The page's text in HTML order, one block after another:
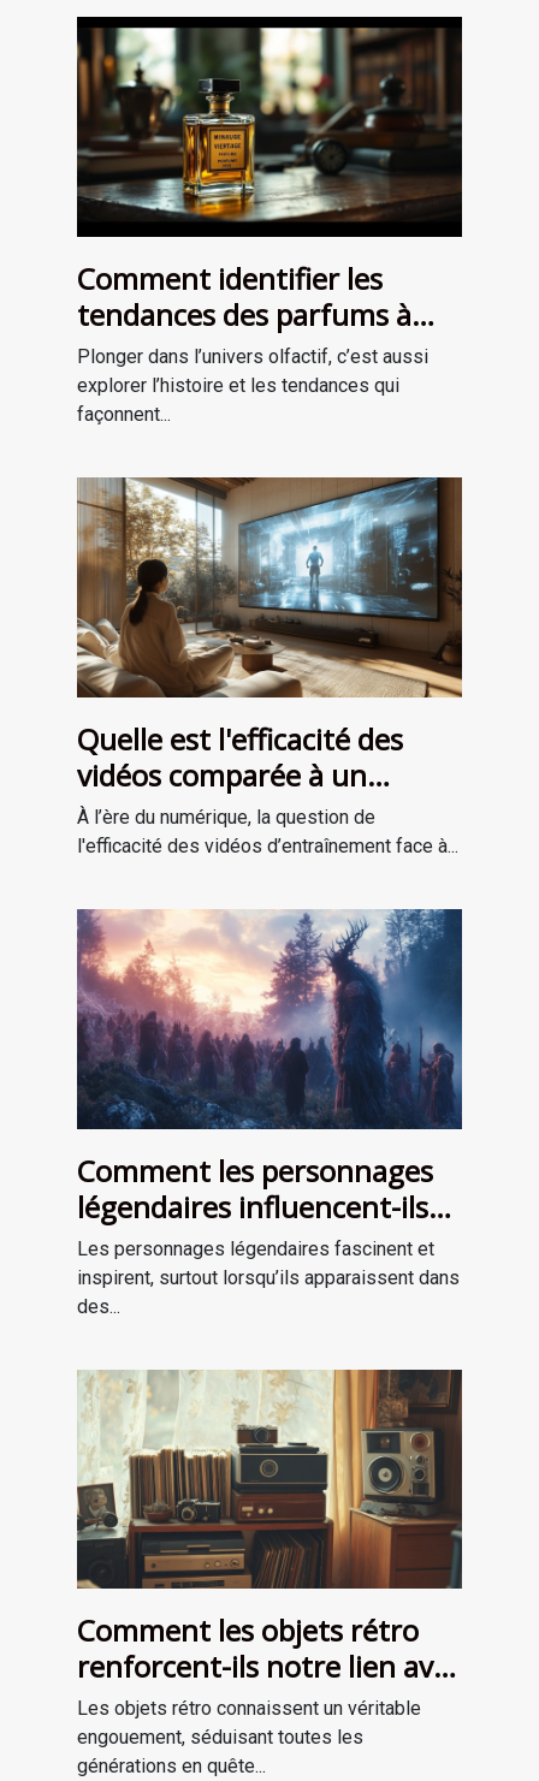
Comment identifier les
tendances des parfums à
travers les époques ?
Plonger dans l’univers olfactif, c’est aussi
explorer l’histoire et les tendances qui
façonnent...
Quelle est l'efficacité des
vidéos comparée à un
entraînement en personne ?
À l’ère du numérique, la question de
l'efficacité des vidéos d’entraînement face à...
Comment les personnages
légendaires influencent-ils
les récits de survie ?
Les personnages légendaires fascinent et
inspirent, surtout lorsqu’ils apparaissent dans
des...
Comment les objets rétro
renforcent-ils notre lien avec
le passé?
Les objets rétro connaissent un véritable
engouement, séduisant toutes les
générations en quête...